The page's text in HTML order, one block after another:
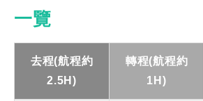
一覽
去程(航程約
2.5H)
轉程(航程約
1H)